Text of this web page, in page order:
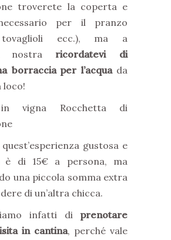
troverete la coperta e
per il pranzo
tovaglioli ecc.), ma a
nostra ricordatevi di
borraccia per l’acquada
loco!
gustosa e
è di 15€ a persona, ma
una piccola somma extra
di un’altra chicca.
infatti di prenotare
in cantina, perché vale